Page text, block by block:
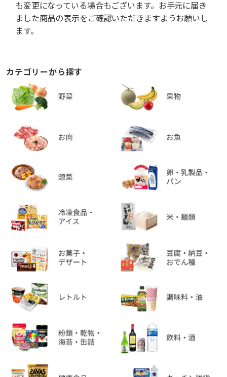
も変更になっている場合もございます。お手元に届き
ました商品の表示をご確認いただきますようお願いし
ます。
カテゴリーから探す